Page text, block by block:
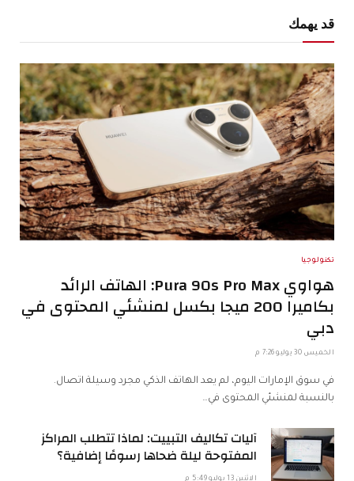
قد يهمك
تكنولوجيا
هواوي Pura 90s Pro Max: الهاتف الرائد
بكاميرا 200 ميجا بكسل لمنشئي المحتوى في
دبي
الخميس 30 يوليو 7:26 م
في سوق الإمارات اليوم، لم يعد الهاتف الذكي مجرد وسيلة اتصال.
بالنسبة لمنشئي المحتوى في…
آليات تكاليف التبييت: لماذا تتطلب المراكز
المفتوحة ليلة ضحاها رسومًا إضافية؟